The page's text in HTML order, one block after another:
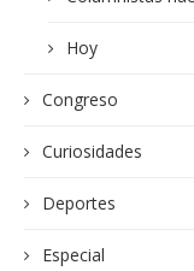
Hoy
Congreso
Curiosidades
Deportes
Especial